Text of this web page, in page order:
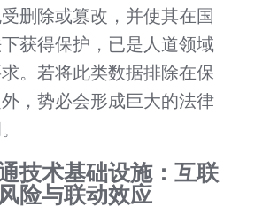
删除或篡改，并使其在国
获得保护，已是人道领域
。若将此类数据排除在保
，势必会形成巨大的法律
技术基础设施：互联
险与联动效应